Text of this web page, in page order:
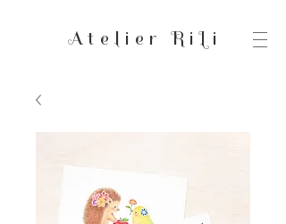
Atelier RiLi